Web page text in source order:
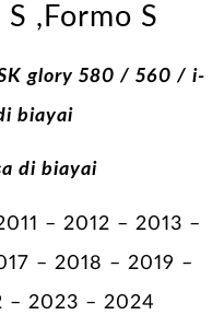
,Formo S
glory 580 / 560 / i-
biayai
di biayai
– 2012 – 2013 –
– 2018 – 2019 –
– 2023 – 2024